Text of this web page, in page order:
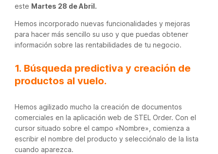
este Martes 28 de Abril.
Hemos incorporado nuevas funcionalidades y mejoras
para hacer más sencillo su uso y que puedas obtener
información sobre las rentabilidades de tu negocio.
1. Búsqueda predictiva y creación de
productos al vuelo.
Hemos agilizado mucho la creación de documentos
comerciales en la aplicación web de STEL Order. Con el
cursor situado sobre el campo «Nombre», comienza a
escribir el nombre del producto y selecciónalo de la lista
cuando aparezca.